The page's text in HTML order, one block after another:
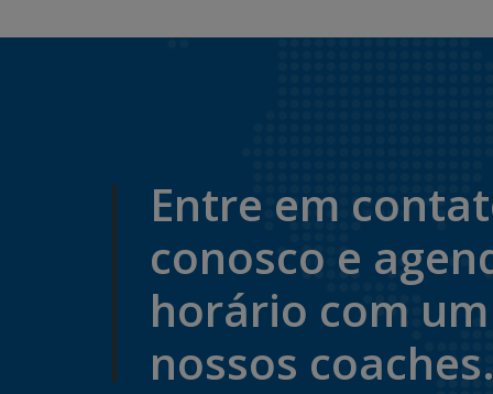
Entre em
conosco e
horário com
nossos coaches.